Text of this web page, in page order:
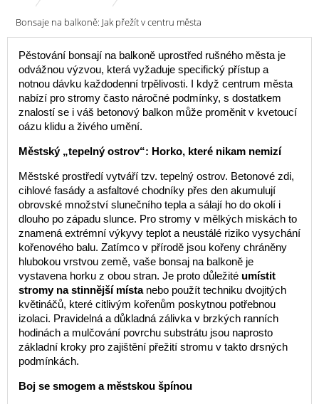
Bonsaje na balkoně: Jak přežít v centru města
Pěstování bonsají na balkoně uprostřed rušného města je
odvážnou výzvou, která vyžaduje specifický přístup a
notnou dávku každodenní trpělivosti. I když centrum města
nabízí pro stromy často náročné podmínky, s dostatkem
znalostí se i váš betonový balkon může proměnit v kvetoucí
oázu klidu a živého umění.
Městský „tepelný ostrov“: Horko, které nikam nemizí
Městské prostředí vytváří tzv. tepelný ostrov. Betonové zdi,
cihlové fasády a asfaltové chodníky přes den akumulují
obrovské množství slunečního tepla a sálají ho do okolí i
dlouho po západu slunce. Pro stromy v mělkých miskách to
znamená extrémní výkyvy teplot a neustálé riziko vysychání
kořenového balu. Zatímco v přírodě jsou kořeny chráněny
hlubokou vrstvou země, vaše bonsaj na balkoně je
vystavena horku z obou stran. Je proto důležité umístit
stromy na stinnější místanebo použít techniku dvojitých
květináčů, které citlivým kořenům poskytnou potřebnou
izolaci. Pravidelná a důkladná zálivka v brzkých ranních
hodinách a mulčování povrchu substrátu jsou naprosto
základní kroky pro zajištění přežití stromu v takto drsných
podmínkách.
Boj se smogem a městskou špínou